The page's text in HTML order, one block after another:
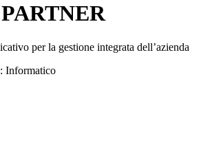
per la gestione integrata dell’azienda
Informatico